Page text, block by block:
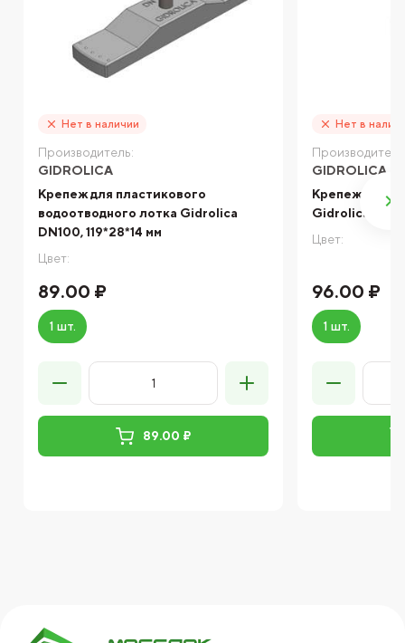
Нет в наличии
Производитель:
GIDROLICA
Крепеж для пластикового
водоотводного лотка Gidrolica
DN100, 119*28*14 мм
Цвет:
89.00 ₽
1 шт.
89.00 ₽
Нет в
GIDROLICA
Крепеж для
Gidrolica
Цвет:
96.00 ₽
1 шт.